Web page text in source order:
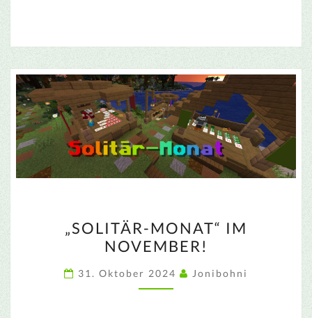
MONAT“
IM
NOVEMBER!
„SOLITÄR-MONAT“ IM
NOVEMBER!
31. Oktober 2024 Jonibohni